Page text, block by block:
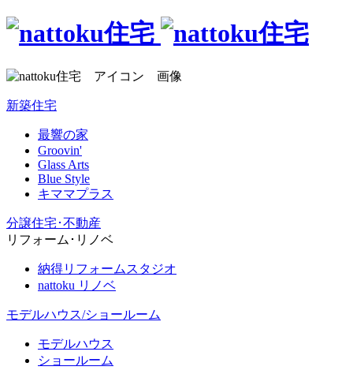
新築住宅
最響の家
Groovin'
Glass Arts
Blue Style
キママプラス
分譲住宅･不動産
リフォーム･リノベ
納得リフォームスタジオ
nattoku リノベ
モデルハウス/ショールーム
モデルハウス
ショールーム